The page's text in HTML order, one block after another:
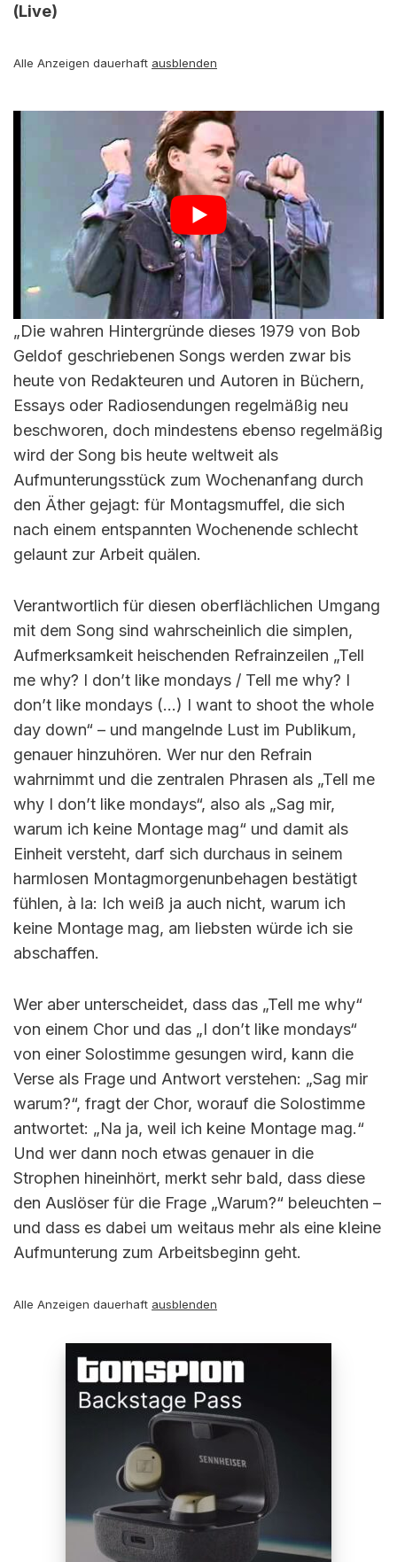
(Live)
Alle Anzeigen dauerhaft ausblenden
„Die wahren Hintergründe dieses 1979 von Bob
Geldof geschriebenen Songs werden zwar bis
heute von Redakteuren und Autoren in Büchern,
Essays oder Radiosendungen regelmäßig neu
beschworen, doch mindestens ebenso regelmäßig
wird der Song bis heute weltweit als
Aufmunterungsstück zum Wochenanfang durch
den Äther gejagt: für Montagsmuffel, die sich
nach einem entspannten Wochenende schlecht
gelaunt zur Arbeit quälen.
Verantwortlich für diesen oberflächlichen Umgang
mit dem Song sind wahrscheinlich die simplen,
Aufmerksamkeit heischenden Refrainzeilen „Tell
me why? I don’t like mondays / Tell me why? I
don’t like mondays (…) I want to shoot the whole
day down“ – und mangelnde Lust im Publikum,
genauer hinzuhören. Wer nur den Refrain
wahrnimmt und die zentralen Phrasen als „Tell me
why I don’t like mondays“, also als „Sag mir,
warum ich keine Montage mag“ und damit als
Einheit versteht, darf sich durchaus in seinem
harmlosen Montagmorgenunbehagen bestätigt
fühlen, à la: Ich weiß ja auch nicht, warum ich
keine Montage mag, am liebsten würde ich sie
abschaffen.
Wer aber unterscheidet, dass das „Tell me why“
von einem Chor und das „I don’t like mondays“
von einer Solostimme gesungen wird, kann die
Verse als Frage und Antwort verstehen: „Sag mir
warum?“, fragt der Chor, worauf die Solostimme
antwortet: „Na ja, weil ich keine Montage mag.“
Und wer dann noch etwas genauer in die
Strophen hineinhört, merkt sehr bald, dass diese
den Auslöser für die Frage „Warum?“ beleuchten –
und dass es dabei um weitaus mehr als eine kleine
Aufmunterung zum Arbeitsbeginn geht.
Alle Anzeigen dauerhaft ausblenden